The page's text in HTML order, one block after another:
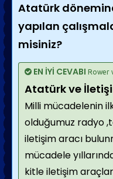
Atatürk
yapılan
misiniz?
EN İYİ CEVABI Rower
Atatürk ve
Milli mücadelenin
olduğumuz radyo
iletişim aracı
mücadele
kitle iletişim